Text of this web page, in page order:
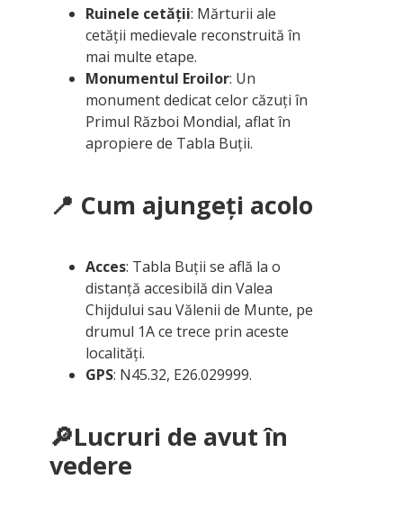
Ruinele cetății: Mărturii ale
cetății medievale reconstruită în
mai multe etape.
Monumentul Eroilor: Un
monument dedicat celor căzuți în
Primul Război Mondial, aflat în
apropiere de Tabla Buții.
📍 Cum ajungeți acolo
Acces: Tabla Buții se află la o
distanță accesibilă din Valea
Chijdului sau Vălenii de Munte, pe
drumul 1A ce trece prin aceste
localități.
GPS: N45.32, E26.029999.
🔎Lucruri de avut în
vedere